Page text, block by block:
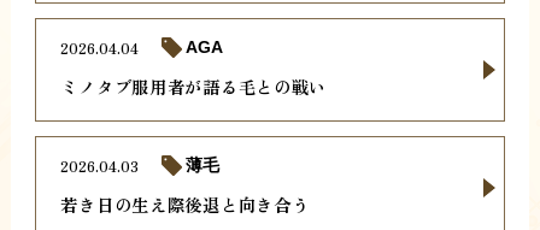
ミノタブ服用者が語る毛との戦い
2026.04.04 AGA
若き日の生え際後退と向き合う
2026.04.03 薄毛